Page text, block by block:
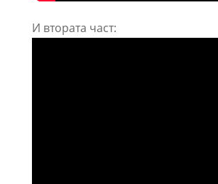
И втората част: